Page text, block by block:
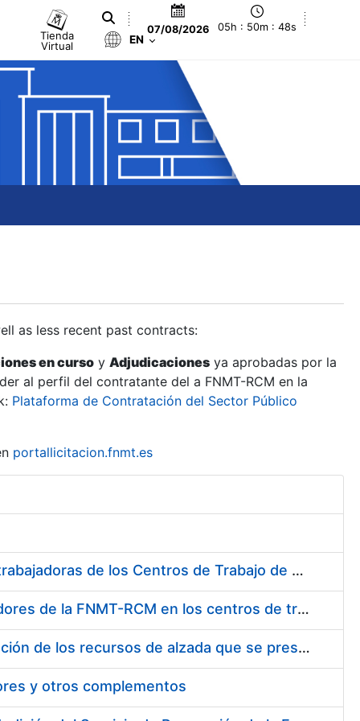
Tienda
Virtual
07/08/2026 05h : 50m : 49s
EN
as less recent past contracts:
en curso y Adjudicaciones ya aprobadas por la
al perfil del contratante del a FNMT-RCM en la
Plataforma de Contratación del Sector Público
portallicitacion.fnmt.es
Suministro de Protectores Auditivos a medida para las personas trabajadoras de los Centros de Trabajo de Madrid y Burgos
Suministro de gafas graduadas antiproyecciones para los trabajadores de la FNMT-RCM en los centros de trabajo de Madrid y Burgos
Servicios de una empresa externa para el asesoramiento y resolución de los recursos de alzada que se presentan relacionados con procesos de selección para la FNMT-RCM
y otros complementos